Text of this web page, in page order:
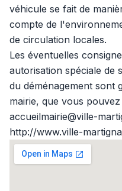
véhicule se fait de
compte de
de circulation locales.
Les éventuelles
autorisation spéciale de
du déménagement sont
mairie, que vous
accueilmairie@ville-
http://www.ville-